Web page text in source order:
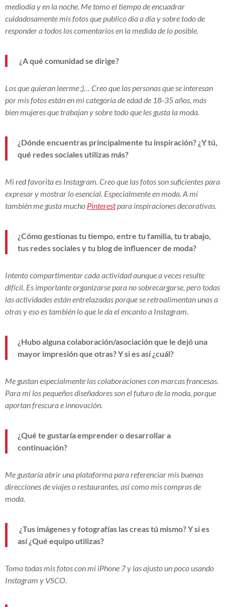
mediodía y en la noche. Me tomo el tiempo de encuadrar
cuidadosamente mis fotos que publico día a día y sobre todo de
responder a todos los comentarios en la medida de lo posible.
¿A qué comunidad se dirige?
Los que quieran leerme ;)… Creo que las personas que se interesan
por mis fotos están en mi categoría de edad de 18-35 años, más
bien mujeres que trabajan y sobre todo que les gusta la moda.
¿Dónde encuentras principalmente tu inspiración? ¿Y tú,
qué redes sociales utilizas más?
Mi red favorita es Instagram. Creo que las fotos son suficientes para
expresar y mostrar lo esencial. Especialmente en moda. A mí
también me gusta mucho Pinterestpara inspiraciones decorativas.
¿Cómo gestionas tu tiempo, entre tu familia, tu trabajo,
tus redes sociales y tu blog de influencer de moda?
Intento compartimentar cada actividad aunque a veces resulte
difícil. Es importante organizarse para no sobrecargarse, pero todas
las actividades están entrelazadas porque se retroalimentan unas a
otras y eso es también lo que le da el encanto a Instagram.
¿Hubo alguna colaboración/asociación que le dejó una
mayor impresión que otras? Y si es así ¿cuál?
Me gustan especialmente las colaboraciones con marcas francesas.
Para mí los pequeños diseñadores son el futuro de la moda, porque
aportan frescura e innovación.
¿Qué te gustaría emprender o desarrollar a
continuación?
Me gustaría abrir una plataforma para referenciar mis buenas
direcciones de viajes o restaurantes, así como mis compras de
moda.
¿Tus imágenes y fotografías las creas tú mismo? Y si es
así ¿Qué equipo utilizas?
Tomo todas mis fotos con mi iPhone 7 y las ajusto un poco usando
Instagram y VSCO.